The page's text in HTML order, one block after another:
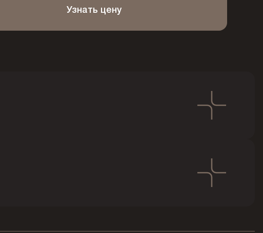
Узнать цену